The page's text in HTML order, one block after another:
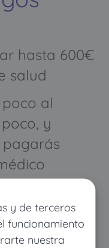
y de terceros
funcionamiento
nuestra
hasta 600€
salud
al
y